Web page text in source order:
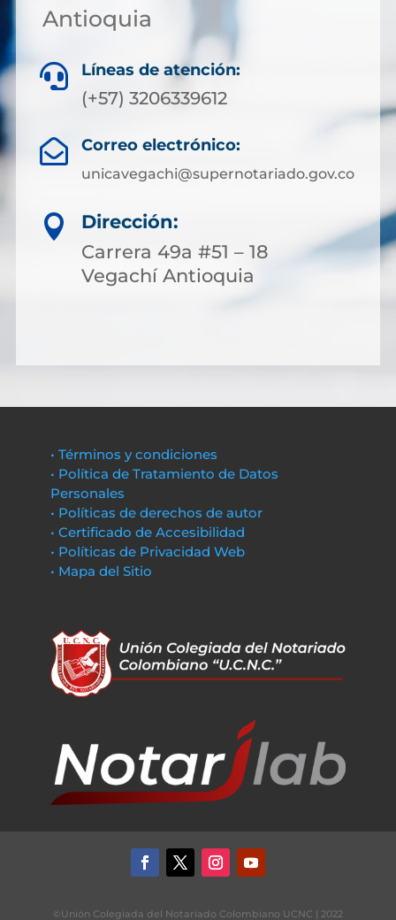
Antioquia
 Líneas de atención:
(+57) 3206339612
 Correo electrónico:
unicavegachi@supernotariado.gov.co

Dirección:
Carrera 49a #51 – 18
Vegachí Antioquia
• Términos y condiciones
• Política de Tratamiento de Datos
Personales
• Políticas de derechos de autor
• Certificado de Accesibilidad
• Políticas de Privacidad Web
• Mapa del Sitio
©Unión Colegiada del Notariado Colombiano UCNC | 2022